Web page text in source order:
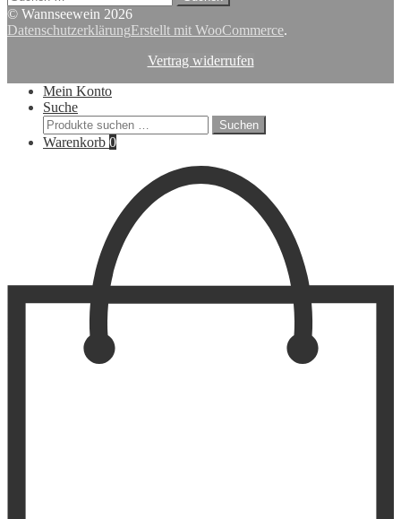
nach:
© Wannseewein 2026
DatenschutzerklärungErstellt mit WooCommerce.
Vertrag widerrufen
Mein Konto
Suche
Suchen
nach:
Suchen
Warenkorb 0